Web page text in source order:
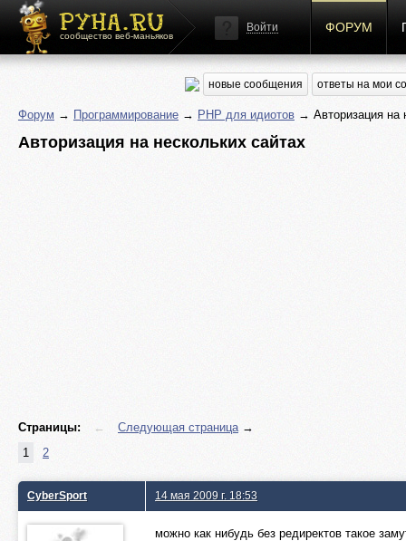
сообщество веб-маньяков
Войти ФОРУМ
новые сообщения ответы на мои
Форум → Программирование → PHP для идиотов → Авторизация на
Авторизация на нескольких сайтах
Страницы: ← Следующая страница→
1
2
CyberSport 14 мая 2009 г. 18:53
можно как нибудь без редиректов такое